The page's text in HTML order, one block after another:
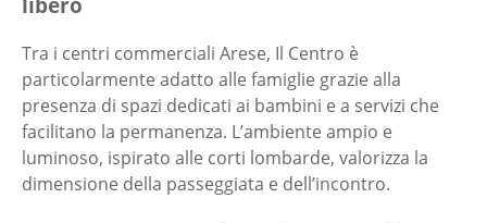
Tra i centri commerciali Arese, Il Centro è
particolarmente adatto alle famiglie grazie alla
presenza di spazi dedicati ai bambini e a servizi che
facilitano la permanenza. L’ambiente ampio e
luminoso, ispirato alle corti lombarde, valorizza la
dimensione della passeggiata e dell’incontro.